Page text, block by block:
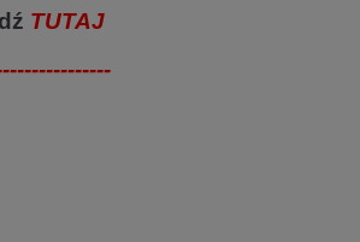
TUTAJ